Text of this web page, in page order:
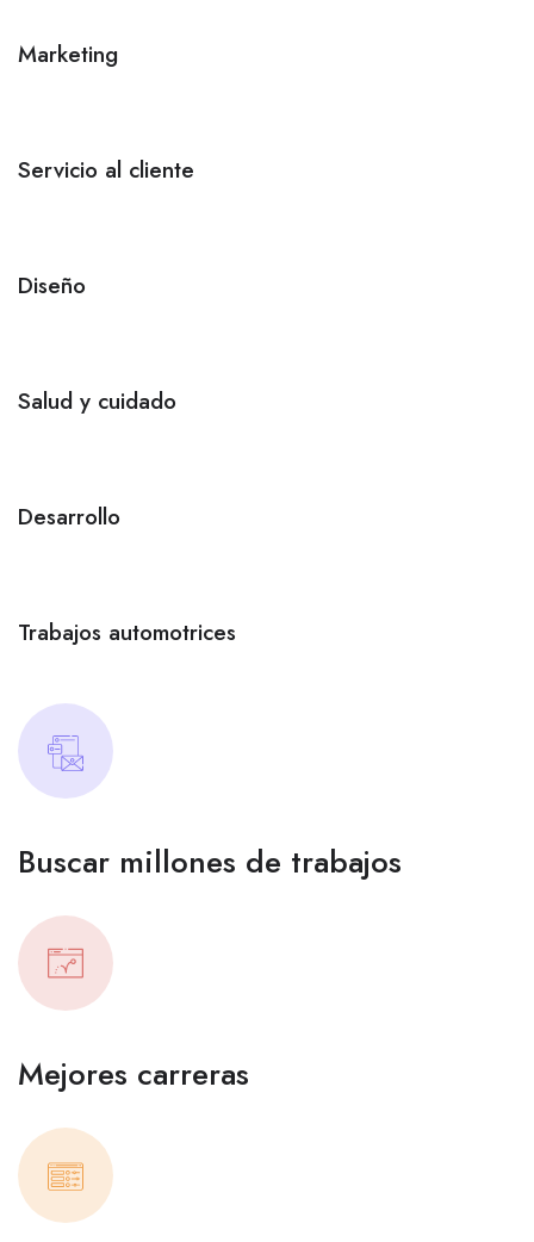
Marketing
Servicio al cliente
Diseño
Salud y cuidado
Desarrollo
Trabajos automotrices
Buscar millones de trabajos
Mejores carreras